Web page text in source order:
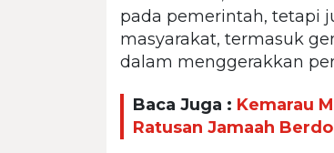
pada pemerintah, tetapi
masyarakat, termasuk
dalam menggerakkan
Baca Juga : Kemarau
Ratusan Jamaah